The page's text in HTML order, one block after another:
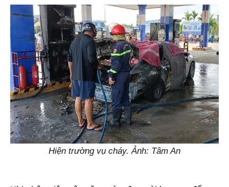
Hiện trường vụ cháy. Ảnh: Tâm An